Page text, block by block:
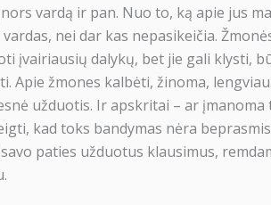
vardą ir pan. Nuo to, ką apie jus
nei dar kas nepasikeičia.
įvairiausių dalykų, bet jie gali klysti,
Apie žmones kalbėti, žinoma,
užduotis. Ir apskritai – ar įmanoma
kad toks bandymas nėra
paties užduotus klausimus,